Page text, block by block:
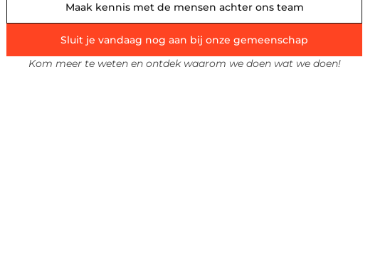
Maak kennis met de mensen achter ons team
Sluit je vandaag nog aan bij onze gemeenschap
Kom meer te weten en ontdek waarom we doen wat we doen!